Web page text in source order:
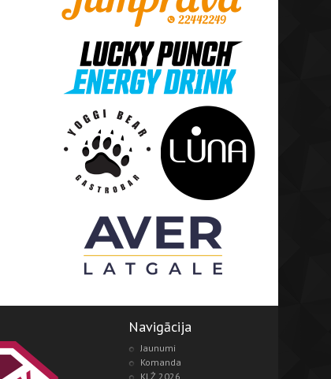
Navigācija
Jaunumi
Komanda
KLŻ 2026